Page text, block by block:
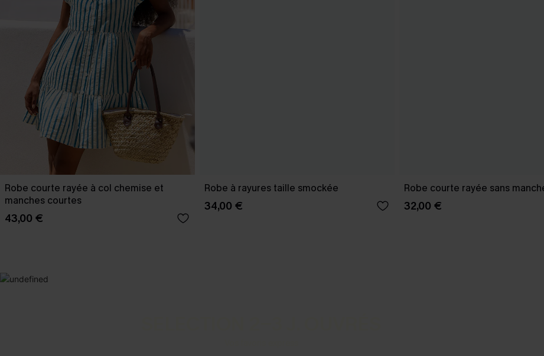
Robe courte rayée à col chemise et
manches courtes
43,00 €
Robe à rayures taille smockée
34,00 €
Robe courte rayée sans
32,00 €